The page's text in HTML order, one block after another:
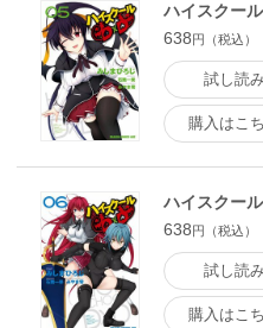
ハイスクー
638 円（税込）
試し読
購入はこ
ハイスクー
638 円（税込）
試し読
購入はこ